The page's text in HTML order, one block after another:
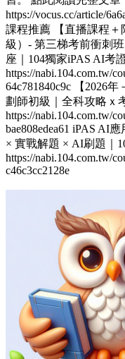
https://vocus.cc/article/
課程推薦 【直播課程＋
級）- 第三梯考前衝刺
座｜104獨家iPAS AI考
https://nabi.104.com.tw/
64c781840c9c 【2026
劃師初級｜全科攻略ｘ
https://nabi.104.com.tw/
bae808edea61 iPAS AI
× 實戰解題 × AI刷題​｜
https://nabi.104.com.tw/
c46c3cc2128e